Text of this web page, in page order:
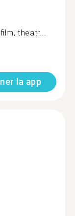
theatr...
la app